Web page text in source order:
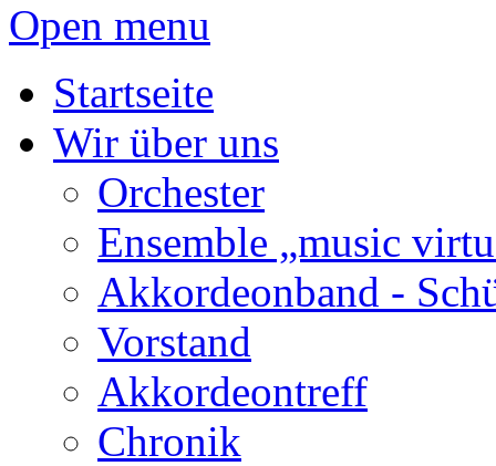
Open menu
Startseite
Wir über uns
Orchester
Ensemble „music
Akkordeonband -
Vorstand
Akkordeontreff
Chronik